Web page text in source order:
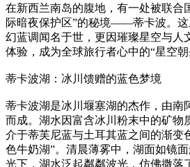
在新西兰南岛的腹地，有一处被联合
际暗夜保护区”的秘境——蒂卡波。
幻蓝调闻名于世，更因璀璨星空与人
体验，成为全球旅行者心中的“星空朝
蒂卡波湖：冰川馈赠的蓝色梦境
蒂卡波湖是冰川堰塞湖的杰作，由南
而成。湖水因富含冰川粉末中的矿物
介于蒂芙尼蓝与土耳其蓝之间的渐变
色牛奶湖”。清晨薄雾中，湖面如镜
光下，湖水泛起粼粼波光，仿佛撒落